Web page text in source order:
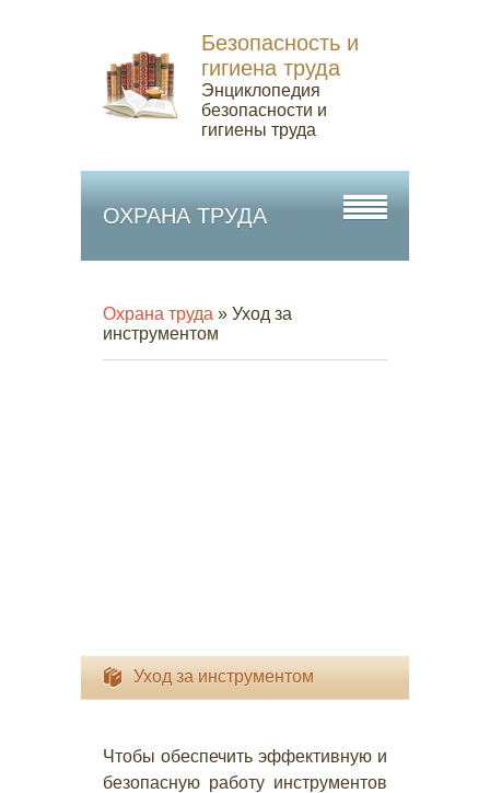
Безопасность и
гигиена труда
Энциклопедия
безопасности и
гигиены труда
ОХРАНА ТРУДА
Охрана труда » Уход за
инструментом
Уход за инструментом
Чтобы обеспечить эффективную и
безопасную работу инструментов